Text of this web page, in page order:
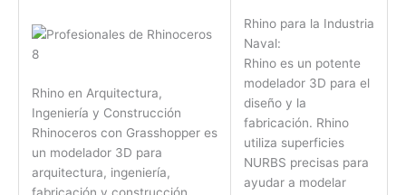
Rhino en Arquitectura,
Ingeniería y Construcción
Rhinoceros con Grasshopper es
un modelador 3D para
arquitectura, ingeniería,
Rhino para la Industria
Naval:
Rhino es un potente
modelador 3D para el
diseño y la
fabricación. Rhino
utiliza superficies
NURBS precisas para
ayudar a modelar